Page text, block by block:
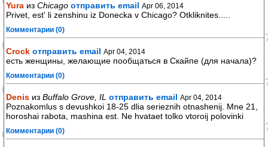
Yura из Chicago отправить email Apr 06, 2014
Privet, est' li zenshinu iz Donecka v Chicago? Otkliknites.....
Комментарии (0)
Crock отправить email Apr 04, 2014
есть женщины, желающие пообщаться в Скайпе (для начала)?
Комментарии (0)
Denis из Buffalo Grove, IL отправить email Apr 04, 2014
Poznakomlus s devushkoi 18-25 dlia serieznih otnashenij. Mne 21,
horoshai rabota, mashina est. Ne hvataet tolko vtoroij polovinki
Комментарии (0)